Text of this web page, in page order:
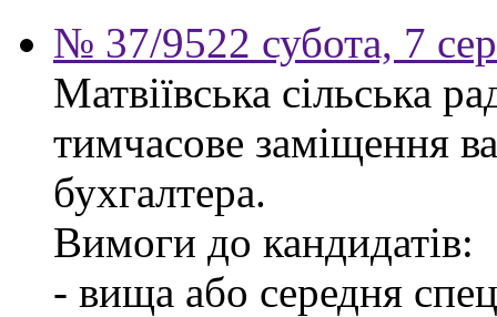
№ 37/9522 субота, 7
Матвіївська сільська
тимчасове заміщення
бухгалтера.
Вимоги до кандидатів:
- вища або середня